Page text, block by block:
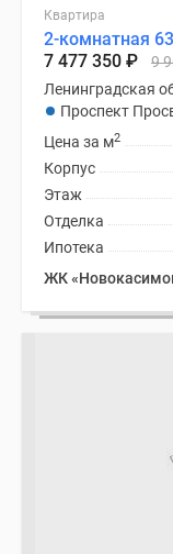
Квартира
2-комнатная
7 477 350 ₽ 9
Ленинградская
Проспект
Цена за м2
Корпус
Этаж
Отделка
Ипотека
ЖК